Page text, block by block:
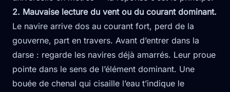
2. Mauvaise lecture du vent ou du courant dominant.
Le navire arrive dos au courant fort, perd de la
gouverne, part en travers. Avant d’entrer dans la
darse : regarde les navires déjà amarrés. Leur proue
pointe dans le sens de l’élément dominant. Une
bouée de chenal qui cisaille l’eau t’indique le